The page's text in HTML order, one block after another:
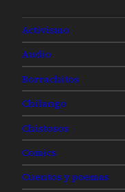
Activismo
Audio
Borrachitos
Chilango
Chistosos
Comics
Cuentos y poemas